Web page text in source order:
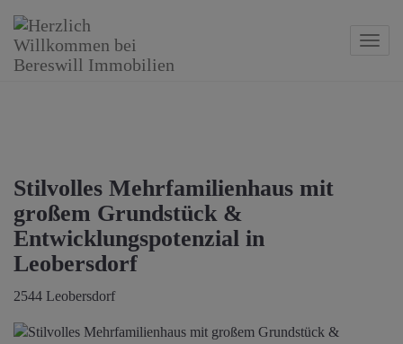
Stilvolles Mehrfamilienhaus mit
großem Grundstück &
Entwicklungspotenzial in
Leobersdorf
2544 Leobersdorf